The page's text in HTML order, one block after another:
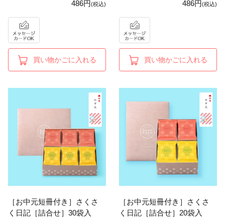
486円(税込)
買い物かごに入れる
486円(税込)
買い物かごに入れる
［お中元短冊付き］さくさ
く日記［詰合せ］30袋入
［お中元短冊付き］さくさ
く日記［詰合せ］20袋入